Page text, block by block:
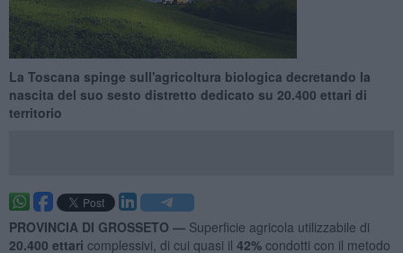
La Toscana spinge sull'agricoltura biologica decretando la
nascita del suo sesto distretto dedicato su 20.400 ettari di
territorio
PROVINCIA DI GROSSETO — Superficie agricola utilizzabile di
20.400 ettari complessivi, di cui quasi il 42%condotti con il metodo